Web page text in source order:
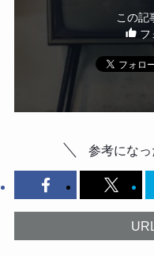
この記
フ
参考になっ